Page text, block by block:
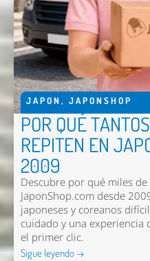
JAPON , JAPONSHOP
POR QUÉ
REPITEN EN
2009
Descubre por qué miles
JaponShop.com desde
japoneses y coreanos
cuidado y una experiencia
el primer clic.
Sigue leyendo →